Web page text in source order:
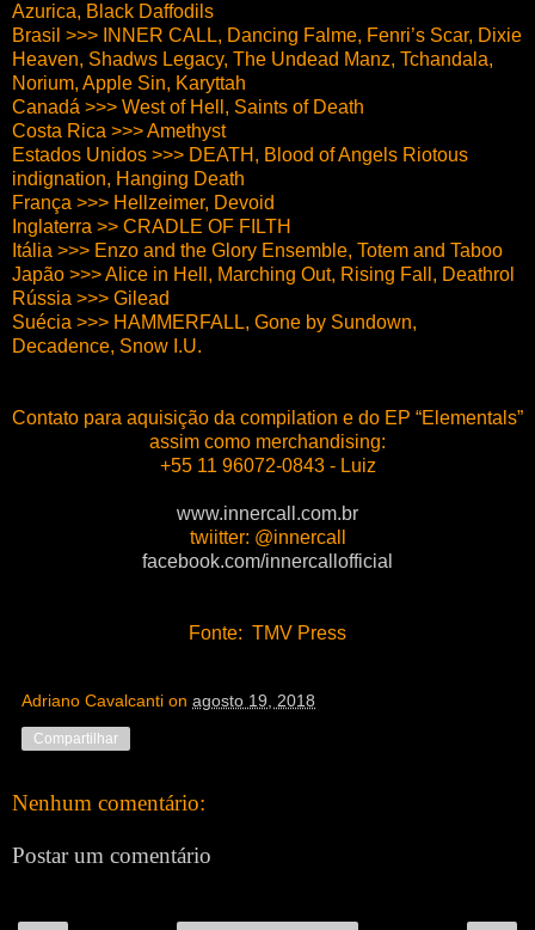
Azurica, Black Daffodils
Brasil >>> INNER CALL, Dancing Falme, Fenri’s Scar, Dixie
Heaven, Shadws Legacy, The Undead Manz, Tchandala,
Norium, Apple Sin, Karyttah
Canadá >>> West of Hell, Saints of Death
Costa Rica >>> Amethyst
Estados Unidos >>> DEATH, Blood of Angels Riotous
indignation, Hanging Death
França >>> Hellzeimer, Devoid
Inglaterra >> CRADLE OF FILTH
Itália >>> Enzo and the Glory Ensemble, Totem and Taboo
Japão >>> Alice in Hell, Marching Out, Rising Fall, Deathrol
Rússia >>> Gilead
Suécia >>> HAMMERFALL, Gone by Sundown,
Decadence, Snow I.U.
Contato para aquisição da compilation e do EP “Elementals”
assim como merchandising:
+55 11 96072-0843 - Luiz
www.innercall.com.br
twiitter: @innercall
facebook.com/innercallofficial
Fonte: TMV Press
Adriano Cavalcanti on agosto 19, 2018
Compartilhar
Nenhum comentário:
Postar um comentário